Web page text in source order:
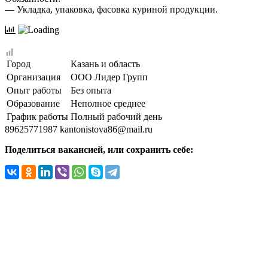
— Укладка, упаковка, фасовка куриной продукции.
Город
Казань и область
Организация
ООО Лидер Групп
Опыт работы
Без опыта
Образование
Неполное среднее
График работы Полный рабочий день
89625771987 kantonistova86@mail.ru
Поделиться вакансией, или сохранить себе: